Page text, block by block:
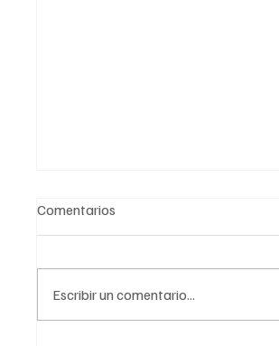
Comentarios
Escribir un comentario...